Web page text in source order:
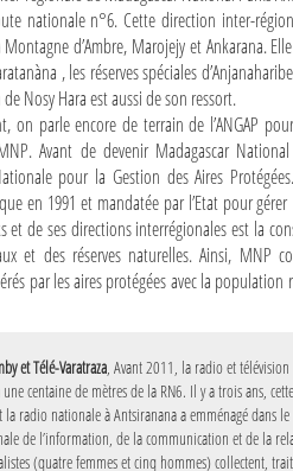
nationale n°6. Cette direction inter-
d’Ambre, Marojejy et Ankarana.
, les réserves spéciales
Nosy Hara est aussi de son ressort.
on parle encore de terrain de l’ANGAP
Avant de devenir Madagascar
pour la Gestion des Aires
en 1991 et mandatée par l’Etat pour
et de ses directions interrégionales est la
et des réserves naturelles. Ainsi, MNP
par les aires protégées avec la
et Télé-Varatraza, Avant 2011, la radio et télévision
centaine de mètres de la RN6. Il y a trois ans,
la radio nationale à Antsiranana a emménagé dans
de l’information, de la communication et de la
(quatre femmes et cinq hommes) collectent,